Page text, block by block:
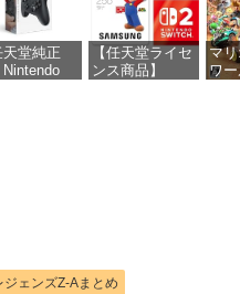
ロックス |
ラインコー
格：¥1,300
価
天堂純正
Nintendo
【任天堂ライセ
ンス商品】
Nintendo S
マ
ワ
ジェンズZ-Aまとめ